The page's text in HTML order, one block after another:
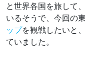
と世界各国を旅して
いるそうで、今回の
ップを観戦したいと
ていました。